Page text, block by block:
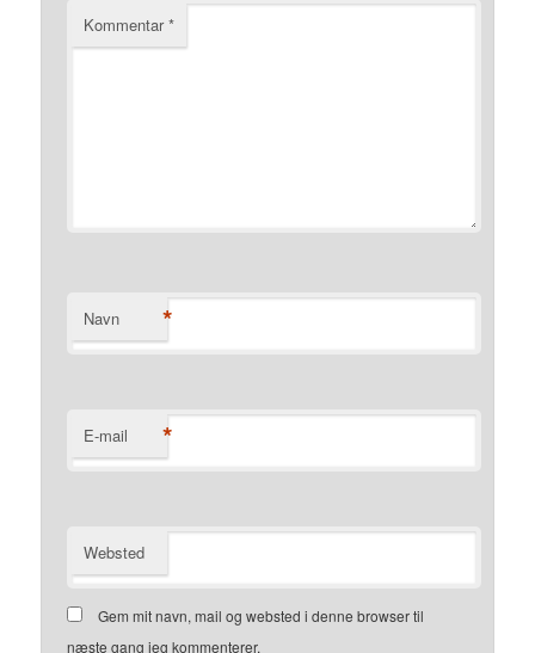
Kommentar*
Navn *
E-mail *
Websted
Gem mit navn, mail og websted i denne browser til
næste gang jeg kommenterer.